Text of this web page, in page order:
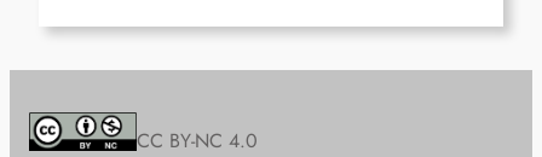
CC BY-NC 4.0